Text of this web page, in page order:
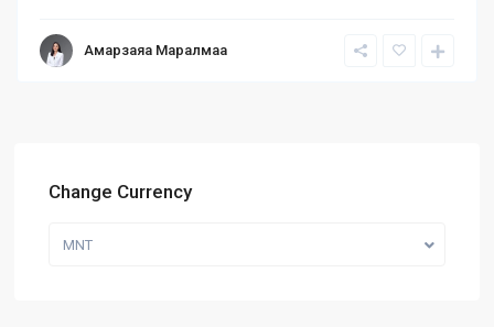
Амарзаяа Маралмаа
Change Currency
MNT